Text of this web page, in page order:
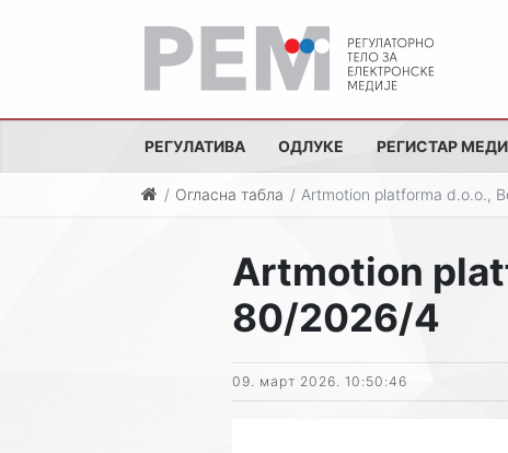
РЕГУЛАТИВА ОДЛУКЕ РЕГИСТАР
Огласна табла Artmotion platforma d.o.o.,
Artmotion
80/2026/4
09. март 2026. 10:50:46